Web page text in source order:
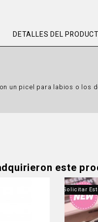
DETALLES DEL
un picel para labios o los
este
- Contáctanos Para Solicitar